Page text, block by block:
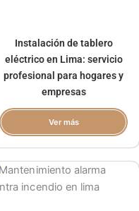
Instalación de tablero
eléctrico en Lima: servicio
profesional para hogares y
empresas
Ver más